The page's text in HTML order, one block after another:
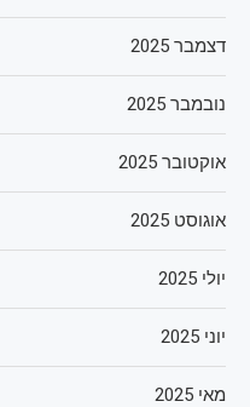
דצמבר 2025
נובמבר 2025
אוקטובר 2025
אוגוסט 2025
יולי 2025
יוני 2025
מאי 2025